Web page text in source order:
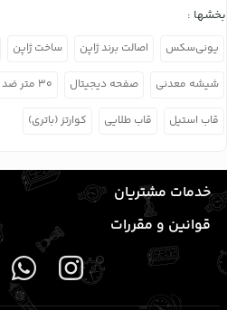
بخشها :
یونی‌سکس اصالت برند ژاپن ساخت ژاپن
شیشه معدنی صفحه دیجیتال ۳۰ متر ضد آب
قاب استیل قاب طلایی کوارتز (باتری)
خدمات مشتریان
قوانین و مقررات